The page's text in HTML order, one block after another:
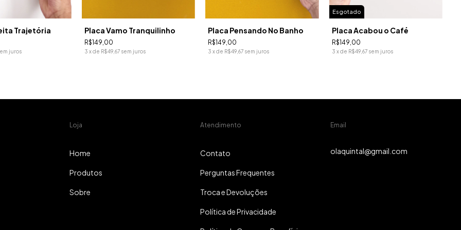
Trajetória
juros
Placa Vamo Tranquilinho
R$149,00
3 xde R$49,67 sem juros
Placa Pensando No Banho
R$149,00
3 xde R$49,67 sem juros
Esgotado
Placa Acabou o Café
R$149,00
3 xde R$49,67 sem juros
Loja
Home
Produtos
Sobre
Atendimento
Contato
Perguntas Frequentes
Troca e Devoluções
Política de Privacidade
Email
olaquintal@gmail.com